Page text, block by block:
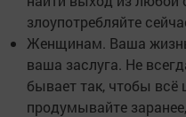
злоупотребляйте
Женщинам. Ваша
ваша заслуга. Не
бывает так, чтобы всё
продумывайте